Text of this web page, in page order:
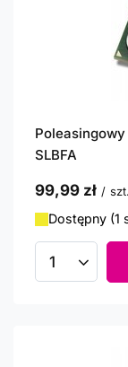
SLBFA
99,99 zł / szt.
Dostępny (1
Ilość